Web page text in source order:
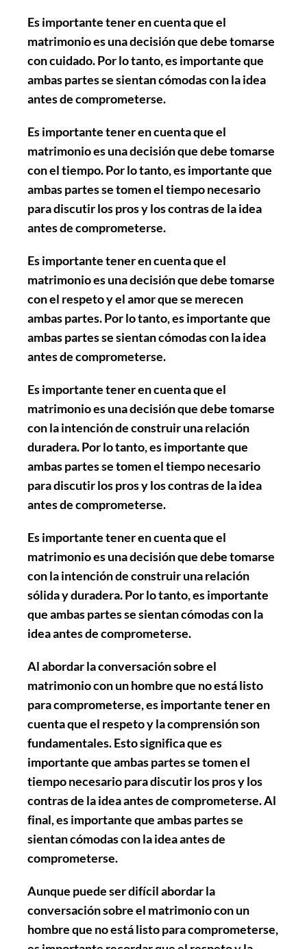
Es importante tener en cuenta que el
matrimonio es una decisión que debe tomarse
con cuidado. Por lo tanto, es importante que
ambas partes se sientan cómodas con la idea
antes de comprometerse.
Es importante tener en cuenta que el
matrimonio es una decisión que debe tomarse
con el tiempo. Por lo tanto, es importante que
ambas partes se tomen el tiempo necesario
para discutir los pros y los contras de la idea
antes de comprometerse.
Es importante tener en cuenta que el
matrimonio es una decisión que debe tomarse
con el respeto y el amor que se merecen
ambas partes. Por lo tanto, es importante que
ambas partes se sientan cómodas con la idea
antes de comprometerse.
Es importante tener en cuenta que el
matrimonio es una decisión que debe tomarse
con la intención de construir una relación
duradera. Por lo tanto, es importante que
ambas partes se tomen el tiempo necesario
para discutir los pros y los contras de la idea
antes de comprometerse.
Es importante tener en cuenta que el
matrimonio es una decisión que debe tomarse
con la intención de construir una relación
sólida y duradera. Por lo tanto, es importante
que ambas partes se sientan cómodas con la
idea antes de comprometerse.
Al abordar la conversación sobre el
matrimonio con un hombre que no está listo
para comprometerse, es importante tener en
cuenta que el respeto y la comprensión son
fundamentales. Esto significa que es
importante que ambas partes se tomen el
tiempo necesario para discutir los pros y los
contras de la idea antes de comprometerse. Al
final, es importante que ambas partes se
sientan cómodas con la idea antes de
comprometerse.
Aunque puede ser difícil abordar la
conversación sobre el matrimonio con un
hombre que no está listo para comprometerse,